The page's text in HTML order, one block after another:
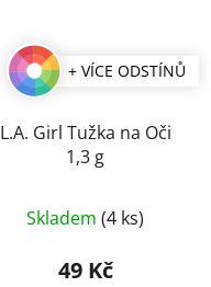
+ VÍCE ODSTÍNŮ
L.A. Girl Tužka na Oči
1,3 g
hodnocení
produktu
Skladem (4 ks)
49 Kč